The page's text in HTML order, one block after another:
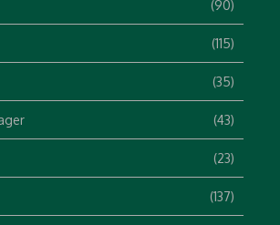
(90)
(115)
(35)
(43)
(23)
(137)